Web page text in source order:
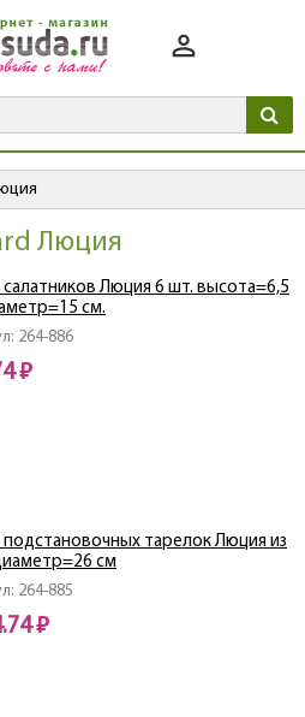
Люция
264-886
Люция 6 шт. высота=6,5
см.
₽
264-885
тарелок Люция из
см
₽